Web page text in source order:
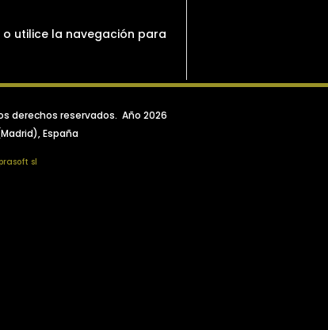
utilice la navegación para
derechos reservados.Año 2026
España
sl